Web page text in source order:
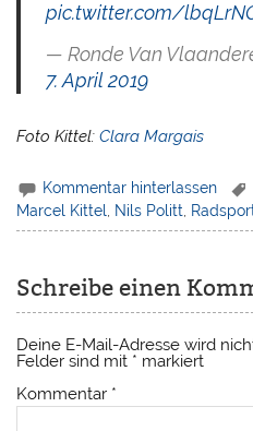
pic.twitter.com/
— Ronde Van
7. April 2019
Foto Kittel:Clara Margais
Kommentar hinterlassen
Marcel Kittel, Nils Politt,
Schreibe einen
Deine E-Mail-Adresse wird
Felder sind mit * markiert
Kommentar *